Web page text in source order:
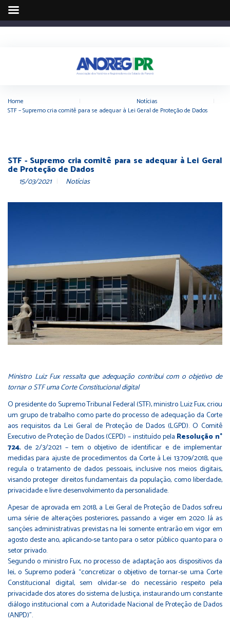
Home Notícias
STF – Supremo cria comitê para se adequar à Lei Geral de Proteção de Dados
STF - Supremo cria comitê para se adequar à Lei Geral
de Proteção de Dados
15/03/2021 Notícias
Ministro Luiz Fux ressalta que adequação contribui com o objetivo de
tornar o STF uma Corte Constitucional digital
O presidente do Supremo Tribunal Federal (STF), ministro Luiz Fux, criou
um grupo de trabalho como parte do processo de adequação da Corte
aos requisitos da Lei Geral de Proteção de Dados (LGPD). O Comitê
Executivo de Proteção de Dados (CEPD) – instituído pela Resolução n°
724, de 2/3/2021 – tem o objetivo de identificar e de implementar
medidas para ajuste de procedimentos da Corte à Lei 13.709/2018, que
regula o tratamento de dados pessoais, inclusive nos meios digitais,
visando proteger direitos fundamentais da população, como liberdade,
privacidade e livre desenvolvimento da personalidade.
Apesar de aprovada em 2018, a Lei Geral de Proteção de Dados sofreu
uma série de alterações posteriores, passando a viger em 2020. Já as
sanções administrativas previstas na lei somente entrarão em vigor em
agosto deste ano, aplicando-se tanto para o setor público quanto para o
setor privado.
Segundo o ministro Fux, no processo de adaptação aos dispositivos da
lei, o Supremo poderá “concretizar o objetivo de tornar-se uma Corte
Constitucional digital, sem olvidar-se do necessário respeito pela
privacidade dos atores do sistema de Justiça, instaurando um constante
diálogo institucional com a Autoridade Nacional de Proteção de Dados
(ANPD)”.